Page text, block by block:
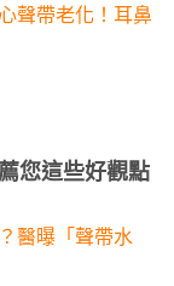
聲帶老化！耳鼻
您這些好觀點
醫曝「聲帶水